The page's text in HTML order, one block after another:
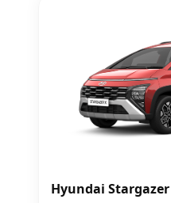
Hyundai Stargazer